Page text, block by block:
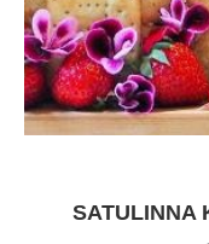
SATULINNA